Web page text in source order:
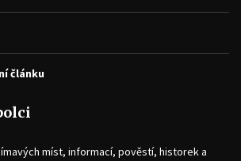
článku
míst, informací, pověstí, historek a